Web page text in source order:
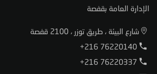
الإدارة العامة بقفصة
شارع البيئة ، طريق توزر ، 2100 قفصة
+216 76220140
+216 76220337